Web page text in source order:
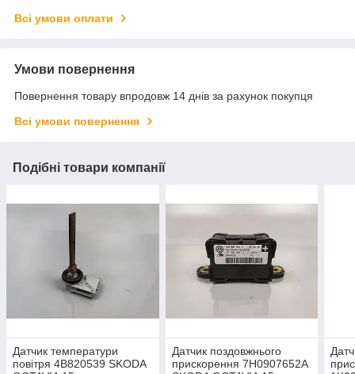
Всі умови оплати
Умови повернення
Повернення товару впродовж 14 днів за рахунок покупця
Всі умови повернення
Подібні товари компанії
Датчик температури
повітря 4B820539 SKODA
Датчик поздовжнього
прискорення 7H0907652A